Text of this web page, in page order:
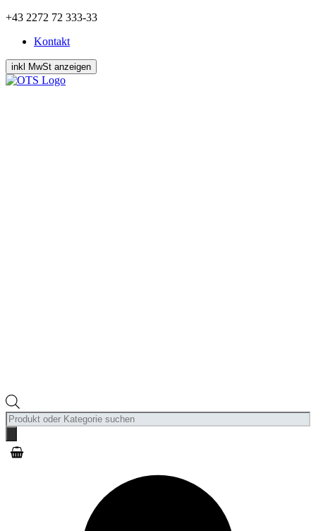
Zum
springen
+43 2272 72 333-33
Kontakt
Products
search